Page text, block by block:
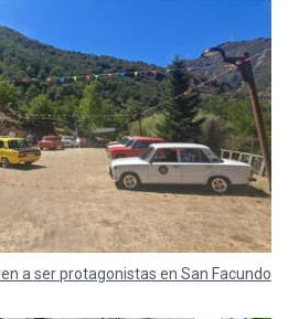
a ser protagonistas en San Facundo